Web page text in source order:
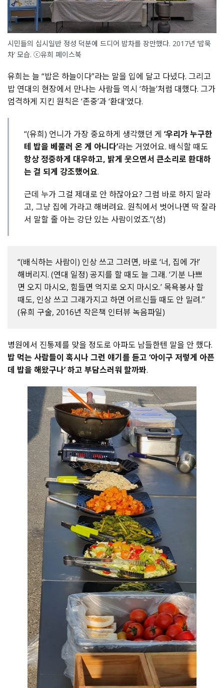
시민들의 십시일반 정성 덕분에 드디어 밥차를 장만했다. 2017년 ‘밥묵
차’ 모습. ⓒ유희 페이스북
유희는 늘 “밥은 하늘이다”라는 말을 입에 달고 다녔다. 그리고
밥 연대의 현장에서 만나는 사람들 역시 ‘하늘’처럼 대했다. 그가
엄격하게 지킨 원칙은 ‘존중’과 ‘환대’였다.
“(유희) 언니가 가장 중요하게 생각했던 게 ‘우리가 누구한
테 밥을 베풀러 온 게 아니다’라는 거였어요. 배식할 때도
항상 정중하게 대우하고, 밝게 웃으면서 큰소리로 환대하
는 걸 되게 강조했어요.
근데 누가 그걸 제대로 안 하잖아요? 그럼 바로 하지 말라
고, 그냥 집에 가라고 해버려요. 원칙에서 벗어나면 딱 잘라
서 말할 줄 아는 강단 있는 사람이었죠.”(성)
“(배식하는 사람이) 인상 쓰고 그러면, 바로 ‘너, 집에 가!’
해버리지. (연대 일정) 공지를 할 때도 늘 그래. ‘기분 나쁘
면 오지 마시오, 힘들면 억지로 오지 마시오.’ 목욕봉사 할
때도, 인상 쓰고 그래가지고 하면 어르신들 때도 안 밀려.”
(유희 구술, 2016년 작은책 인터뷰 녹음파일)
병원에서 진통제를 맞을 정도로 아파도 남들한텐 말을 안 했다.
밥 먹는 사람들이 혹시나 그런 얘기를 듣고 ‘아이구 저렇게 아픈
데 밥을 해왔구나’ 하고 부담스러워 할까봐.